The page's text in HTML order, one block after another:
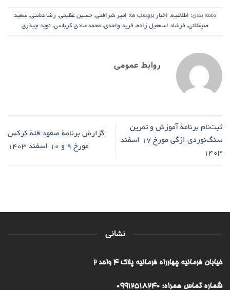
دسته بندی: اطلاعیه, اخبار برچسب ها: امیر شرافتی, حسین عظیمی, رضا دشتی, سعید
صیقلانی, فرشاد اسمعیل زاده, فرید واحدی, محمدصادق کرباسی, نوید چیذری
روابط عمومی
ثبت‌نام برنامۀ آموزش و تمرین
سنگ‌نوردی ازگی مورخ ۱۷ اسفند
۱۴۰۳
گزارش برنامۀ صعود قلۀ کرکس
مورخ ۹ و ۱۰ اسفند ۱۴۰۳
نشانی
خیابان فرمانیه چهارراه فرمانیه پلاک ۴ واحد ۲
شماره تماس همراه: 09912518240